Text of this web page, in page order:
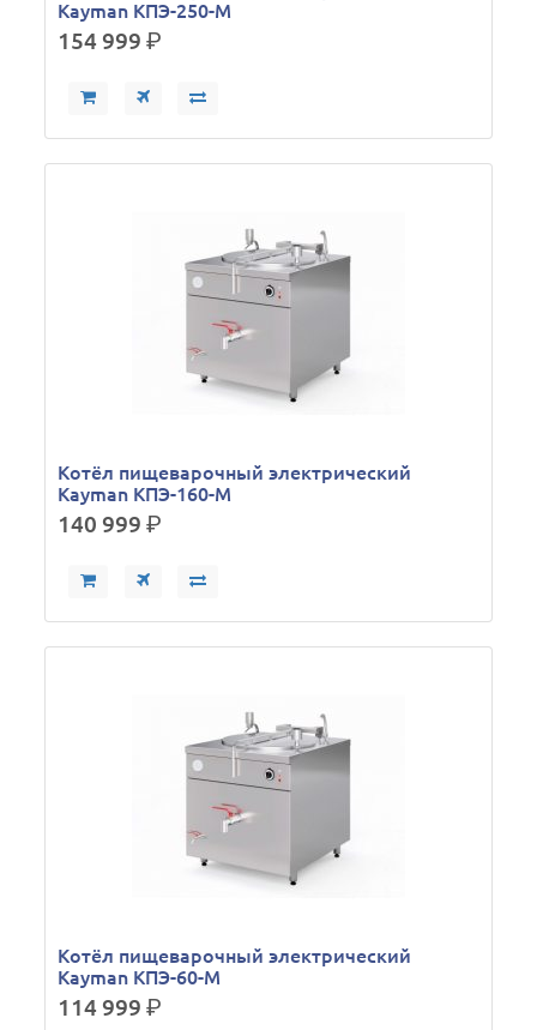
Kayman КПЭ-250-М
154 999р.
Котёл пищеварочный электрический
Kayman КПЭ-160-М
140 999р.
Котёл пищеварочный электрический
Kayman КПЭ-60-М
114 999р.